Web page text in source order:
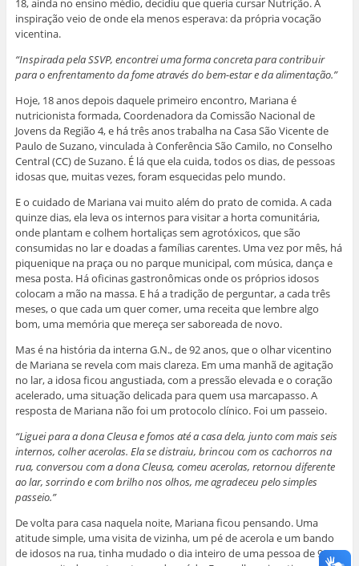
inspiração veio de onde ela menos esperava: da própria vocação
vicentina.
“Inspirada pela SSVP, encontrei uma forma concreta para contribuir
para o enfrentamento da fome através do bem-estar e da alimentação.”
Hoje, 18 anos depois daquele primeiro encontro, Mariana é
nutricionista formada, Coordenadora da Comissão Nacional de
Jovens da Região 4, e há três anos trabalha na Casa São Vicente de
Paulo de Suzano, vinculada à Conferência São Camilo, no Conselho
Central (CC) de Suzano. É lá que ela cuida, todos os dias, de pessoas
idosas que, muitas vezes, foram esquecidas pelo mundo.
E o cuidado de Mariana vai muito além do prato de comida. A cada
quinze dias, ela leva os internos para visitar a horta comunitária,
onde plantam e colhem hortaliças sem agrotóxicos, que são
consumidas no lar e doadas a famílias carentes. Uma vez por mês, há
piquenique na praça ou no parque municipal, com música, dança e
mesa posta. Há oficinas gastronômicas onde os próprios idosos
colocam a mão na massa. E há a tradição de perguntar, a cada três
meses, o que cada um quer comer, uma receita que lembre algo
bom, uma memória que mereça ser saboreada de novo.
Mas é na história da interna G.N., de 92 anos, que o olhar vicentino
de Mariana se revela com mais clareza. Em uma manhã de agitação
no lar, a idosa ficou angustiada, com a pressão elevada e o coração
acelerado, uma situação delicada para quem usa marcapasso. A
resposta de Mariana não foi um protocolo clínico. Foi um passeio.
“Liguei para a dona Cleusa e fomos até a casa dela, junto com mais seis
internos, colher acerolas. Ela se distraiu, brincou com os cachorros na
rua, conversou com a dona Cleusa, comeu acerolas, retornou diferente
ao lar, sorrindo e com brilho nos olhos, me agradeceu pelo simples
passeio.”
De volta para casa naquela noite, Mariana ficou pensando. Uma
atitude simple, uma visita de vizinha, um pé de acerola e um bando
de idosos na rua, tinha mudado o dia inteiro de uma pessoa de 92